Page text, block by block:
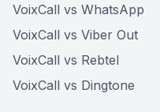
VoixCall vs WhatsApp
VoixCall vs Viber Out
VoixCall vs Rebtel
VoixCall vs Dingtone